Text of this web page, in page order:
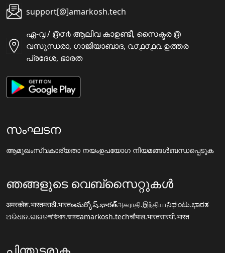
support[@]amarkosh.tech
ഏ-൮ / ൫൦൪ ആലിവ കാഉണ്ടീ, സൈക്ടര ൫
വസുന്ധരാ, ഗാജിയാബാദ, ൨൦൧൦൧൨ ഉത്തര
പ്രദേശ, ഭാരത
സംഘടന
ആമുഖംസ്വകാര്യതാ നയംഉപയോഗ നിയമങ്ങൾബന്ധപ്പെടുക
ഞങ്ങളുടെ വെബ്സൈറ്റുകൾ
अमरकोश.भारतमराठी.भारतఅమర్కోష్.భారత్அகராதி.இந்தியாನಿಘಂಟು.ಭಾರತ
ଅଭିଧାନ.ଭାରତঅভিধান.ভারতamarkosh.techचौपाल.भारतसारथी.भारत